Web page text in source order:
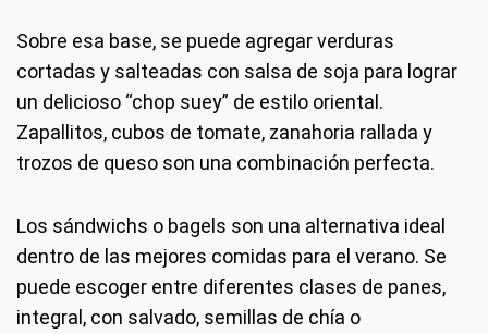
Sobre esa base, se puede agregar verduras
cortadas y salteadas con salsa de soja para lograr
un delicioso “chop suey” de estilo oriental.
Zapallitos, cubos de tomate, zanahoria rallada y
trozos de queso son una combinación perfecta.
Los sándwichs o bagels son una alternativa ideal
dentro de las mejores comidas para el verano. Se
puede escoger entre diferentes clases de panes,
integral, con salvado, semillas de chía o